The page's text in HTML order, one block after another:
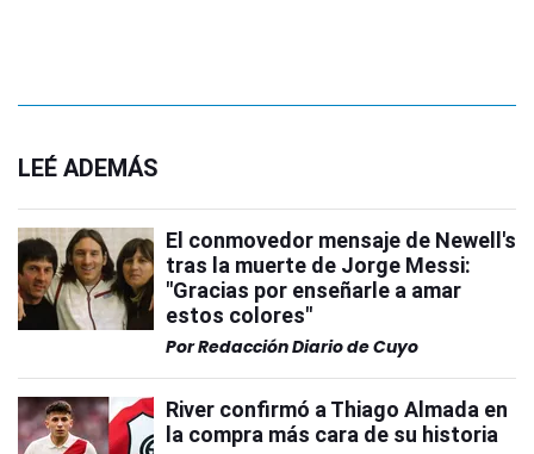
LEÉ ADEMÁS
El conmovedor mensaje de Newell's
tras la muerte de Jorge Messi:
"Gracias por enseñarle a amar
estos colores"
PorRedacción Diario de Cuyo
River confirmó a Thiago Almada en
la compra más cara de su historia